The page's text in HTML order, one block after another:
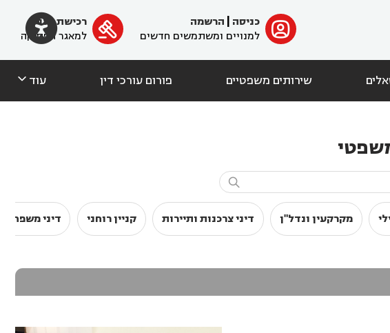
 ﱐ כניסה
הרשמה
למנויים ומשתמשים חדשים

רכישת מנוי
למאגר הפסיקה
שירותים משפטיים פורום עורכי דין עוד 

מקרקעין ונדל"ן דיני צרכנות ותיירות קניין רוחני דיני משפחה